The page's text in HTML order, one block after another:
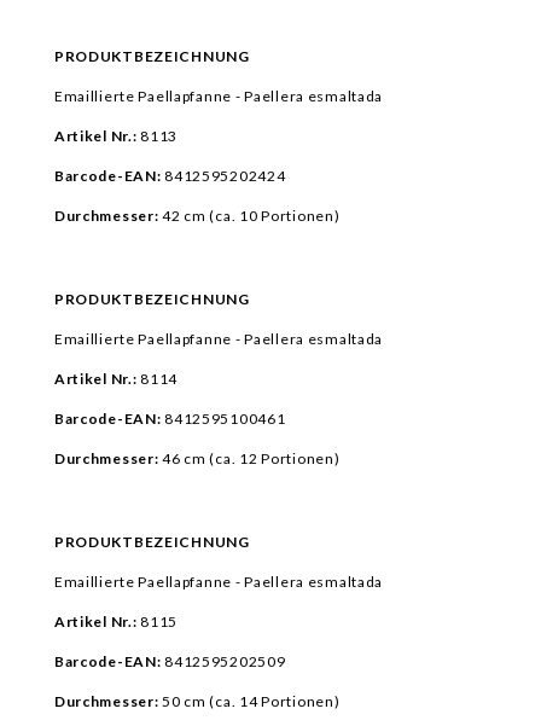
PRODUKTBEZEICHNUNG
Emaillierte Paellapfanne - Paellera esmaltada
Artikel Nr.:8113
Barcode-EAN: 8412595202424
Durchmesser: 42 cm (ca. 10 Portionen)
PRODUKTBEZEICHNUNG
Emaillierte Paellapfanne - Paellera esmaltada
Artikel Nr.:8114
Barcode-EAN: 8412595100461
Durchmesser: 46 cm (ca. 12 Portionen)
PRODUKTBEZEICHNUNG
Emaillierte Paellapfanne - Paellera esmaltada
Artikel Nr.:8115
Barcode-EAN: 8412595202509
Durchmesser: 50 cm (ca. 14 Portionen)